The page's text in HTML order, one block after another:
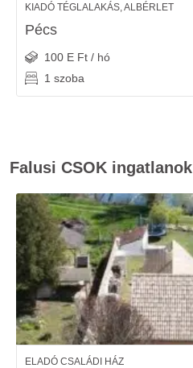
KIADÓ TÉGLALAKÁS, ALBÉRLET
Pécs
100 E Ft / hó
1 szoba
Falusi CSOK ingatlanok
ELADÓ CSALÁDI HÁZ